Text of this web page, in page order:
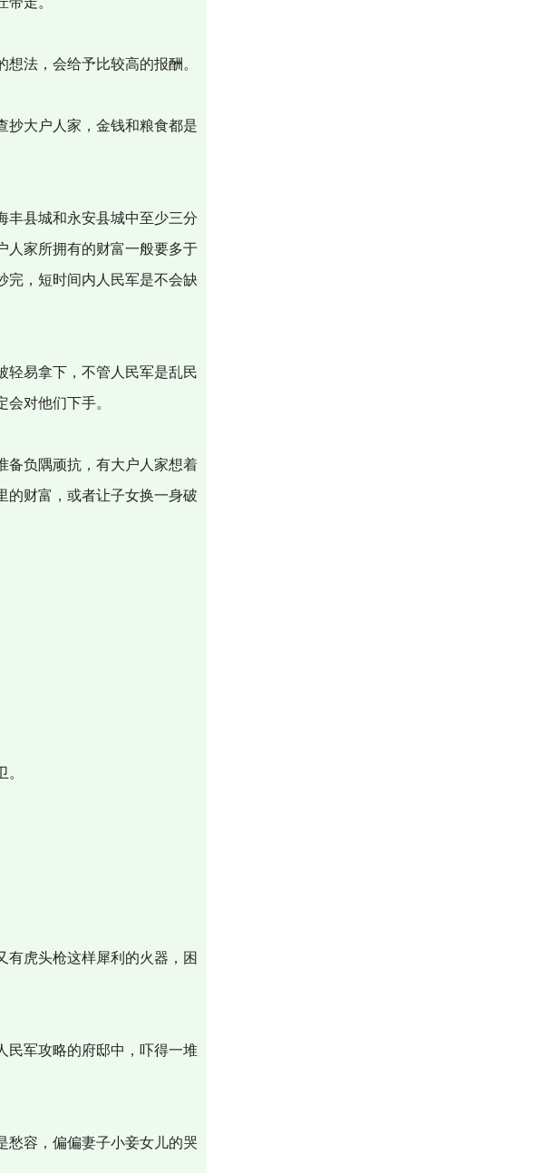
法，会给予比较高的报酬。
大户人家，金钱和粮食都是
县城和永安县城中至少三分
人家所拥有的财富一般要多于
完，短时间内人民军是不会缺
易拿下，不管人民军是乱民
对他们下手。
负隅顽抗，有大户人家想着
的财富，或者让子女换一身破
虎头枪这样犀利的火器，困
军攻略的府邸中，吓得一堆
容，偏偏妻子小妾女儿的哭